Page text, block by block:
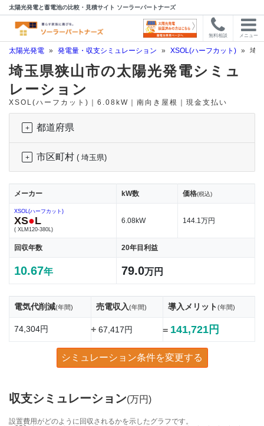
太陽光発電と蓄電池の比較・見積サイト ソーラーパートナーズ
無料相談 メニュー
太陽光発電 » 発電量・収支シミュレーション » XSOL(ハーフカット) » 埼
埼玉県狭山市の太陽光発電シミュ
レーション
XSOL(ハーフカット)｜6.08kW｜南向き屋根｜現金支払い
都道府県
市区町村 ( 埼玉県)
メーカー kW数 価格(税込)
XSOL(ハーフカット)
XS●L
( XLM120-380L)
6.08kW 144.1万円
回収年数 20年目利益
10.67年 79.0万円
電気代削減(年間) 売電収入(年間) 導入メリット(年間)
74,304円 +67,417円 = 141,721円
シミュレーション条件を変更する
収支シミュレーション(万円)
設置費用がどのように回収されるかを示したグラフです。